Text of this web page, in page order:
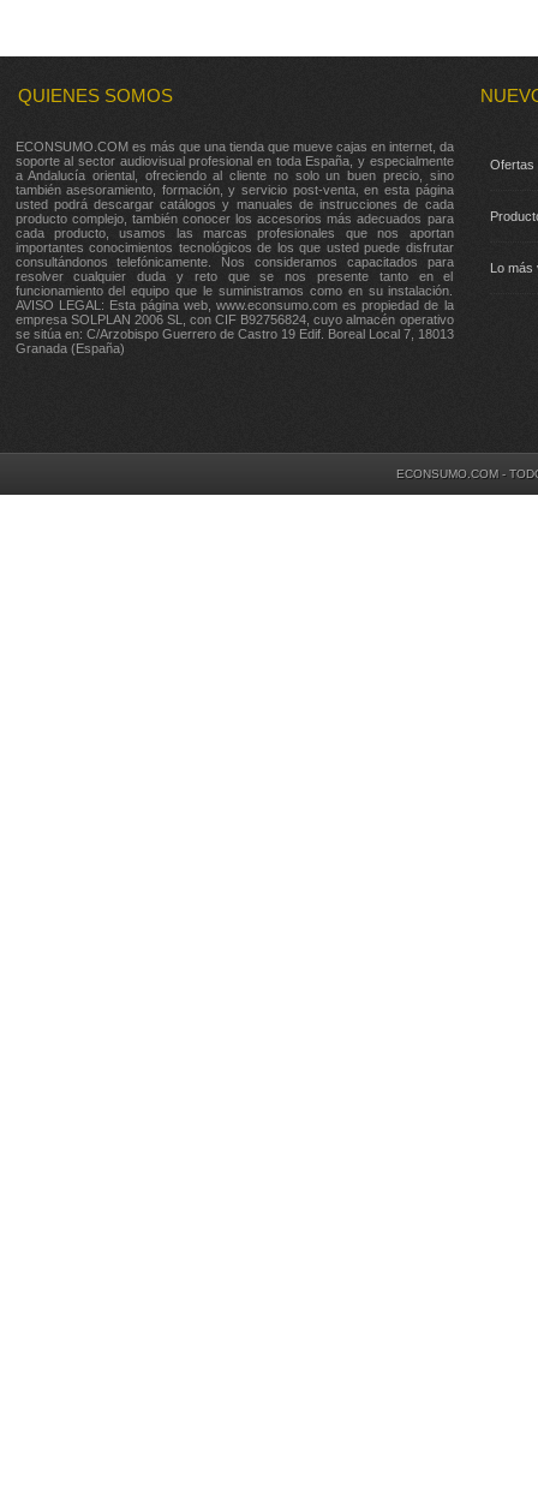
QUIENES SOMOS
ECONSUMO.COM es más que una tienda que mueve cajas en internet, da
soporte al sector audiovisual profesional en toda España, y especialmente
a Andalucía oriental, ofreciendo al cliente no solo un buen precio, sino
también asesoramiento, formación, y servicio post-venta, en esta página
usted podrá descargar catálogos y manuales de instrucciones de cada
producto complejo, también conocer los accesorios más adecuados para
cada producto, usamos las marcas profesionales que nos aportan
importantes conocimientos tecnológicos de los que usted puede disfrutar
consultándonos telefónicamente. Nos consideramos capacitados para
resolver cualquier duda y reto que se nos presente tanto en el
funcionamiento del equipo que le suministramos como en su instalación.
AVISO LEGAL: Esta página web, www.econsumo.com es propiedad de la
empresa SOLPLAN 2006 SL, con CIF B92756824, cuyo almacén operativo
se sitúa en: C/Arzobispo Guerrero de Castro 19 Edif. Boreal Local 7, 18013
Granada (España)
Ofertas
Lo más
ECONSUMO.COM -